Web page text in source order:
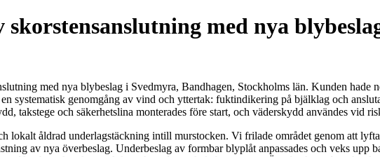
med nya
med nya blybeslag i Svedmyra, Bandhagen, Stockholms län. Kunden hade
systematisk genomgång av vind och yttertak: fuktindikering på bjälklag och
takstege och säkerhetslina monterades före start, och väderskydd användes vid
lokalt åldrad underlagstäckning intill murstocken. Vi frilade området genom att
av nya överbeslag. Underbeslag av formbar blyplåt anpassades och veks upp